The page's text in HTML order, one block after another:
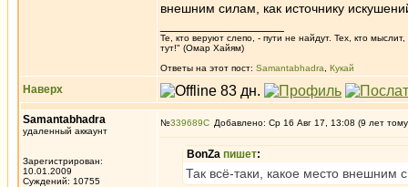
внешним силам, как источнику
Те, кто веруют слепо, - пути не найдут. Тех, кто
тут!" (Омар Хайям)
Ответы на этот пост: Samantabhadra Кукай
Наверх
Samantabhadra
удаленный аккаунт
Зарегистрирован:
10.01.2009
Суждений: 10755
№339689 Добавлено: Ср 16 Авг 17, 13:08 (9 лет
BonZa пишет:
Так всё-таки, какое место внешним